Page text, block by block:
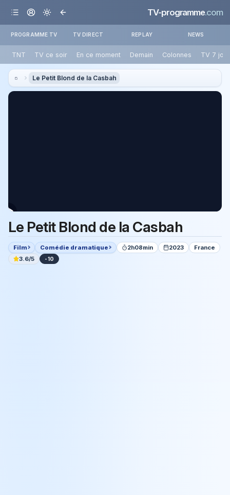
TV-programme.com
PROGRAMME TV TV DIRECT REPLAY NEWS
TNT TV ce soir En ce moment Demain Colonnes TV 7
Le Petit Blond de la Casbah
Le Petit Blond de la Casbah
Film Comédie dramatique 2h08min 2023
France
3.6/5
-10